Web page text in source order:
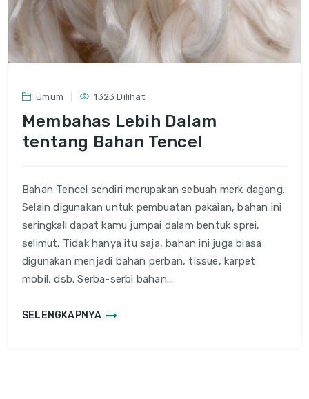
Umum 1323 Dilihat
Membahas Lebih Dalam
tentang Bahan Tencel
Bahan Tencel sendiri merupakan sebuah merk dagang.
Selain digunakan untuk pembuatan pakaian, bahan ini
seringkali dapat kamu jumpai dalam bentuk sprei,
selimut. Tidak hanya itu saja, bahan ini juga biasa
digunakan menjadi bahan perban, tissue, karpet
mobil, dsb. Serba-serbi bahan...
SELENGKAPNYA